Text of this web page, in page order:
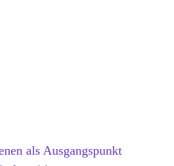
als Ausgangspunkt